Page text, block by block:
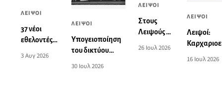
ΛΕΙΨΟΙ
37 νέοι
εθελοντές
μυελού των
3 Αυγ 2026
ΛΕΙΨΟΙ
Yπογειοποίηση
του δικτύου
ηλεκτροδότησης
30 Ιουλ 2026
ΛΕΙΨΟΙ
Στους
Λειψούς ο
26 Ιουλ 2026
ΛΕΙΨΟΙ
Λειψοί:
16 Ιουλ 2026